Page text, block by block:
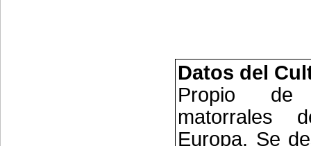
Datos del
Propio
matorrales
Europa. Se